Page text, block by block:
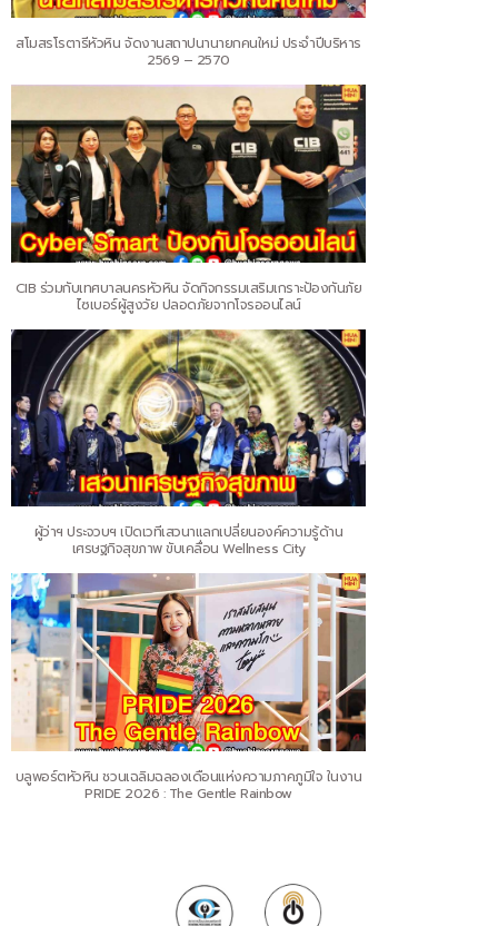
สโมสรโรตารีหัวหิน จัดงานสถาปนานายกคนใหม่ ประจำปีบริหาร
2569 – 2570
CIB ร่วมกับเทศบาลนครหัวหิน จัดกิจกรรมเสริมเกราะป้องกันภัย
ไซเบอร์ผู้สูงวัย ปลอดภัยจากโจรออนไลน์
ผู้ว่าฯ ประจวบฯ เปิดเวทีเสวนาแลกเปลี่ยนองค์ความรู้ด้าน
เศรษฐกิจสุขภาพ ขับเคลื่อน Wellness City
บลูพอร์ตหัวหิน ชวนเฉลิมฉลองเดือนแห่งความภาคภูมิใจ ในงาน
PRIDE 2026 : The Gentle Rainbow